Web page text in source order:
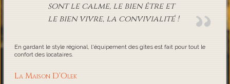
sont le calme, le bien être et
le bien vivre, la convivialité !
En gardant le style régional, l'équipement des gîtes est fait pour tout le
confort des locataires.
La Maison D'Olek